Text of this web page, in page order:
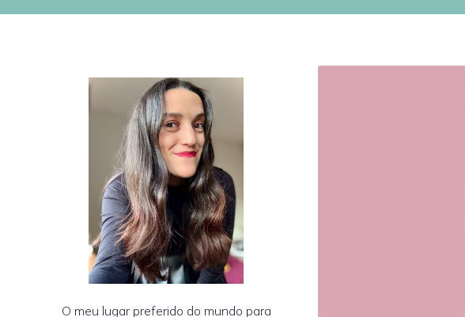
O meu lugar preferido do mundo para